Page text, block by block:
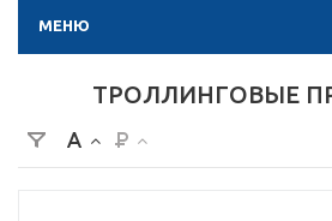
МЕНЮ
ТРОЛЛИНГОВЫЕ